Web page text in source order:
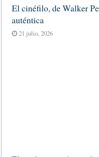
El cinéfilo, de Walker
auténtica
21 julio, 2026